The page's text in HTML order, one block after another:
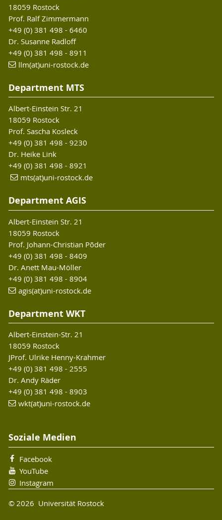
18059 Rostock
Prof. Ralf Zimmermann
+49 (0) 381 498 - 6460
Dr. Susanne Radloff
+49 (0) 381 498 - 8911
llm(at)uni-rostock.de
Department MTS
Albert-Einstein Str. 21
18059 Rostock
Prof. Sascha Kosleck
+49 (0) 381 498 - 9230
Dr. Heike Link
+49 (0) 381 498 - 8921
mts(at)uni-rostock.de
Department AGIS
Albert-Einstein Str. 21
18059 Rostock
Prof. Johann-Christian Põder
+49 (0) 381 498 - 8409
Dr. Anett Mau-Möller
+49 (0) 381 498 - 8904
agis(at)uni-rostock.de
Department WKT
Albert-Einstein-Str. 21
18059 Rostock
JProf. Ulrike Henny-Krahmer
+49 (0) 381 498 - 2555
Dr. Andy Räder
+49 (0) 381 498 - 8903
wkt(at)uni-rostock.de
Soziale Medien
Facebook
YouTube
Instagram
© 2026 Universität Rostock